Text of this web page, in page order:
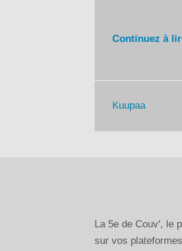
Continuez à
Kuupaa
La 5e de Couv', le
sur vos